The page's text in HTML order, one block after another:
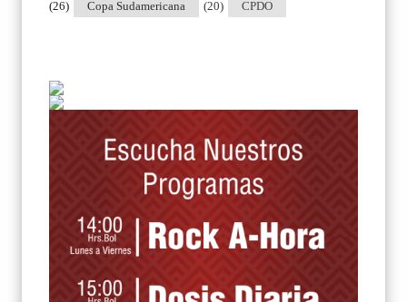
Copa Sudamericana
(26) CPDO
(20)